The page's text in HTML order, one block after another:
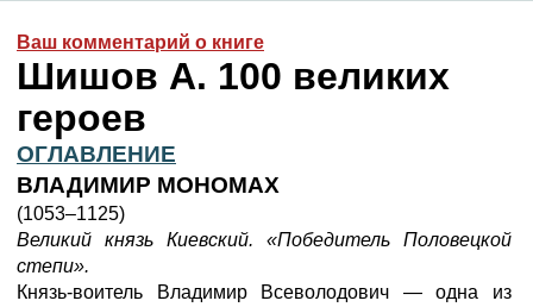
Ваш комментарий о книге
Шишов А. 100 великих
героев
ОГЛАВЛЕНИЕ
ВЛАДИМИР МОНОМАХ
(1053–1125)
Великий князь Киевский. «Победитель Половецкой
степи».
Князь-воитель Владимир Всеволодович — одна из